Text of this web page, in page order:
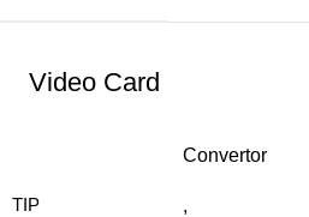
Video Card
TIP
Convertor
,